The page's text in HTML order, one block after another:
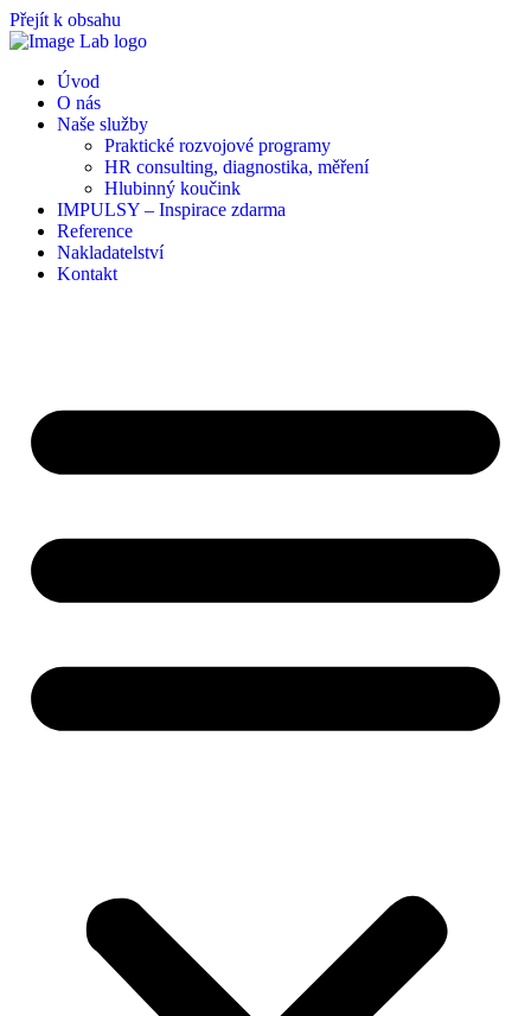
Přejít k obsahu
Úvod
O nás
Naše služby
Praktické rozvojové programy
HR consulting, diagnostika, měření
Hlubinný koučink
IMPULSY – Inspirace zdarma
Reference
Nakladatelství
Kontakt